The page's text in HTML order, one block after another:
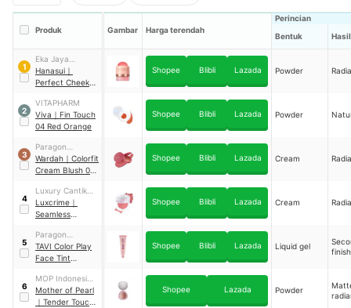
Produk Gambar Harga terendah
Perincian
Bentuk
1
Eka Jaya
Internasional
Hanasui ｜
Perfect Cheek
Powder 01 Pink
Shopee Blibli Lazada Powder
2
VITAPHARM
Viva ｜ Fin Touch
04 Red Orange
Shopee Blibli Lazada Powder
3
Paragon
Technology and
Innovation
Wardah ｜ Colorfit
Cream Blush 02
Shopee Blibli Lazada Cream
4
Luxury Cantika
Indonesia
Luxcrime ｜
Seamless
Watermelon
Berry
Shopee Blibli Lazada Cream
5
Paragon
Technology and
Innovation
TAVI Color Play
Face Tint
Orbitelle
Shopee Blibli Lazada Liquid gel
finish
6
MOP Indonesia
Corp
Mother of Pearl
｜ Tender Touch
Shopee Lazada Powder